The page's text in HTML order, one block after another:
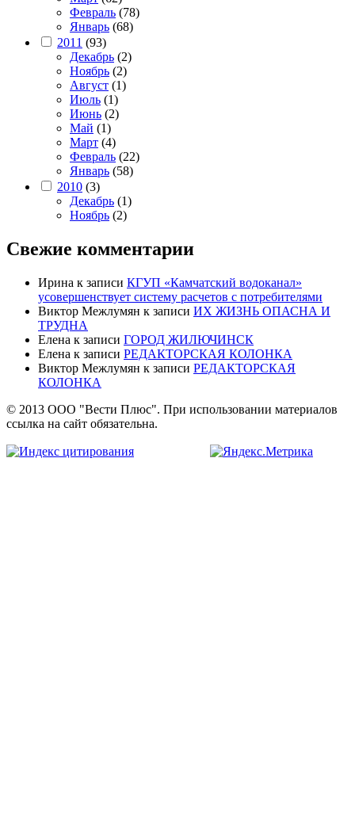
Февраль (78)
Январь (68)
2011 (93)
Декабрь (2)
Ноябрь (2)
Август (1)
Июль (1)
Июнь (2)
Май (1)
Март (4)
Февраль (22)
Январь (58)
2010 (3)
Декабрь (1)
Ноябрь (2)
Свежие комментарии
Ирина к записи КГУП «Камчатский водоканал»
усовершенствует систему расчетов с потребителями
Виктор Межлумян к записи ИХ ЖИЗНЬ ОПАСНА И
ТРУДНА
Елена к записи ГОРОД ЖИЛЮЧИНСК
Елена к записи РЕДАКТОРСКАЯ КОЛОНКА
Виктор Межлумян к записи РЕДАКТОРСКАЯ
КОЛОНКА
© 2013 ООО "Вести Плюс". При использовании материалов
ссылка на сайт обязательна.